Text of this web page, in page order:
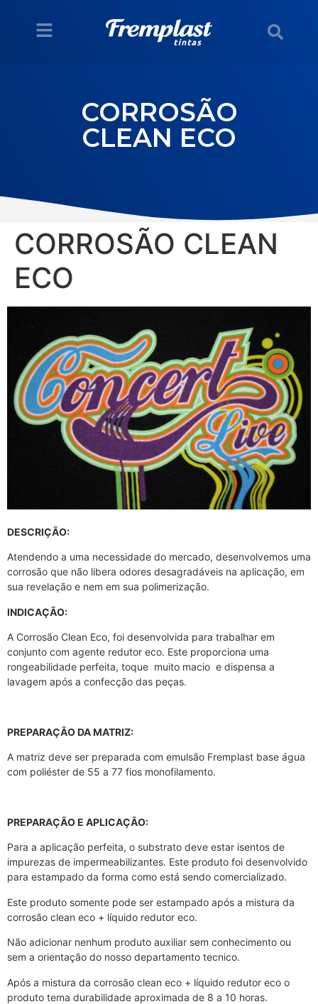
CORROSÃO
CLEAN ECO
CORROSÃO CLEAN
ECO
DESCRIÇÃO:
Atendendo a uma necessidade do mercado, desenvolvemos uma
corrosão que não libera odores desagradáveis na aplicação, em
sua revelação e nem em sua polimerização.
INDICAÇÃO:
A Corrosão Clean Eco, foi desenvolvida para trabalhar em
conjunto com agente redutor eco. Este proporciona uma
rongeabilidade perfeita, toque muito macio e dispensa a
lavagem após a confecção das peças.
PREPARAÇÃO DA MATRIZ:
A matriz deve ser preparada com emulsão Fremplast base água
com poliéster de 55 a 77 fios monofilamento.
PREPARAÇÃO E APLICAÇÃO:
Para a aplicação perfeita, o substrato deve estar isentos de
impurezas de impermeabilizantes. Este produto foi desenvolvido
para estampado da forma como está sendo comercializado.
Este produto somente pode ser estampado após a mistura da
corrosão clean eco + líquido redutor eco.
Não adicionar nenhum produto auxiliar sem conhecimento ou
sem a orientação do nosso departamento tecnico.
Após a mistura da corrosão clean eco + líquido redutor eco o
produto tema durabilidade aproximada de 8 a 10 horas.